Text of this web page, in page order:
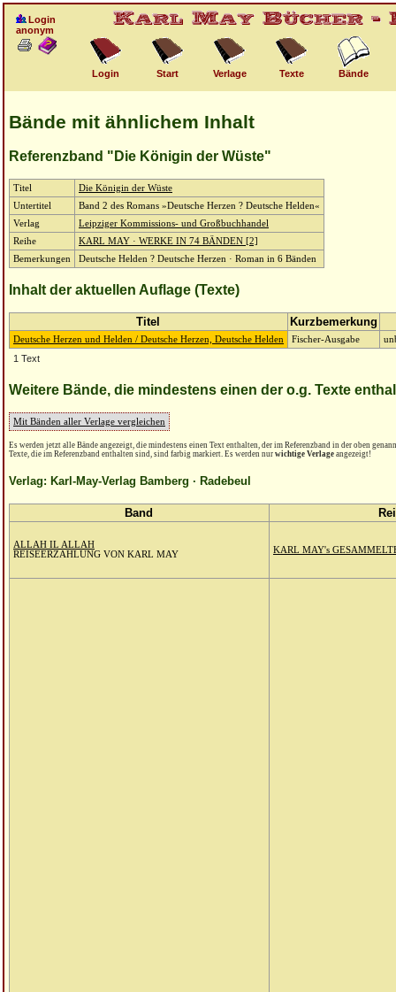
Login
anonym
Login Start Verlage Texte Bände
Bände mit ähnlichem Inhalt
Referenzband "Die Königin der Wüste"
Titel
Die Königin der Wüste
Untertitel
Band 2 des Romans »Deutsche Herzen ? Deutsche Helden«
Verlag
Leipziger Kommissions- und Großbuchhandel
Reihe
KARL MAY · WERKE IN 74 BÄNDEN [2]
Bemerkungen
Deutsche Helden ? Deutsche Herzen · Roman in 6 Bänden
Inhalt der aktuellen Auflage (Texte)
Titel Kurzbemerkung
Deutsche Herzen und Helden / Deutsche Herzen, Deutsche Helden Fischer-Ausgabe
1 Text
Weitere Bände, die mindestens einen der o.g. Texte
Mit Bänden aller Verlage vergleichen
Es werden jetzt alle Bände angezeigt, die mindestens einen Text enthalten, der im Referenzband in der oben
Texte, die im Referenzband enthalten sind, sind farbig markiert. Es werden nur wichtige Verlage angezeigt!
Verlag: Karl-May-Verlag Bamberg · Radebeul
Band
ALLAH IL ALLAH
REISEERZÄHLUNG VON KARL MAY
KARL MAY's